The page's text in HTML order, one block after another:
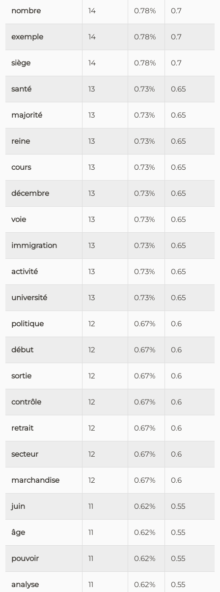
nombre 14 0.78% 0.7
exemple 14 0.78% 0.7
siège 14 0.78% 0.7
santé 13 0.73% 0.65
majorité 13 0.73% 0.65
reine 13 0.73% 0.65
cours 13 0.73% 0.65
décembre 13 0.73% 0.65
voie 13 0.73% 0.65
immigration 13 0.73% 0.65
activité 13 0.73% 0.65
université 13 0.73% 0.65
politique 12 0.67% 0.6
début 12 0.67% 0.6
sortie 12 0.67% 0.6
contrôle 12 0.67% 0.6
retrait 12 0.67% 0.6
secteur 12 0.67% 0.6
marchandise 12 0.67% 0.6
juin 11 0.62% 0.55
âge 11 0.62% 0.55
pouvoir 11 0.62% 0.55
analyse 11 0.62% 0.55